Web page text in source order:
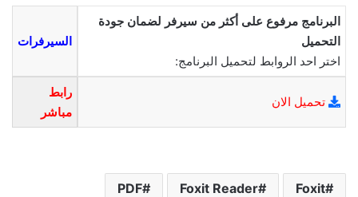
البرنامج مرفوع على أكثر من سيرفر لضمان جودة
التحميل
اختر احد الروابط لتحميل البرنامج:
السيرفرات
تحميل الان
رابط
مباشر
Foxit
Foxit Reader
PDF